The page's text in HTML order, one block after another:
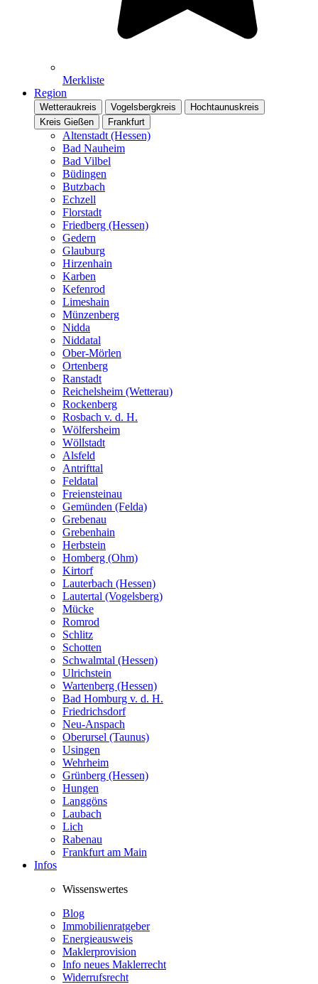
Merkliste
Region
Wetteraukreis Vogelsbergkreis
Hochtaunuskreis
Kreis Gießen
Frankfurt
Altenstadt (Hessen)
Bad Nauheim
Bad Vilbel
Büdingen
Butzbach
Echzell
Florstadt
Friedberg (Hessen)
Gedern
Glauburg
Hirzenhain
Karben
Kefenrod
Limeshain
Münzenberg
Nidda
Niddatal
Ober-Mörlen
Ortenberg
Ranstadt
Reichelsheim (Wetterau)
Rockenberg
Rosbach v. d. H.
Wölfersheim
Wöllstadt
Alsfeld
Antrifttal
Feldatal
Freiensteinau
Gemünden (Felda)
Grebenau
Grebenhain
Herbstein
Homberg (Ohm)
Kirtorf
Lauterbach (Hessen)
Lautertal (Vogelsberg)
Mücke
Romrod
Schlitz
Schotten
Schwalmtal (Hessen)
Ulrichstein
Wartenberg (Hessen)
Bad Homburg v. d. H.
Friedrichsdorf
Neu-Anspach
Oberursel (Taunus)
Usingen
Wehrheim
Grünberg (Hessen)
Hungen
Langgöns
Laubach
Lich
Rabenau
Frankfurt am Main
Infos
Wissenswertes
Blog
Immobilienratgeber
Energieausweis
Maklerprovision
Info neues Maklerrecht
Widerrufsrecht